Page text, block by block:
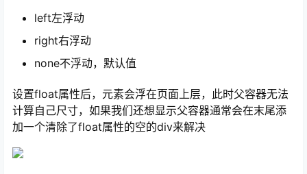
left左浮动
right右浮动
none不浮动，默认值
设置float属性后，元素会浮在页面上层，此时父容器无法
计算自己尺寸，如果我们还想显示父容器通常会在末尾添
加一个清除了float属性的空的div来解决